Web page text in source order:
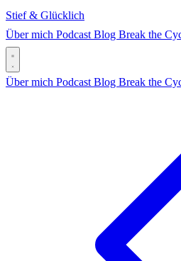
Stief & Glücklich
Über mich Podcast Blog Break the
Über mich Podcast Blog Break the